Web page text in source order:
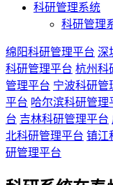
科研管理系统
科研管理
绵阳科研管理平台 深
科研管理平台 杭州科
管理平台 宁波科研管
平台 哈尔滨科研管理
台 吉林科研管理平台
北科研管理平台 镇江
研管理平台